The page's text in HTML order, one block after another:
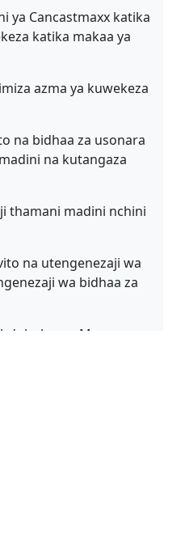
ya Cancastmaxx katika
katika makaa ya
azma ya kuwekeza
na bidhaa za usonara
na kutangaza
thamani madini nchini
na utengenezaji wa
wa bidhaa za
Mwanga,